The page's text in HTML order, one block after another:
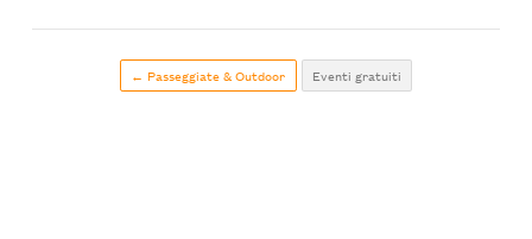
← Passeggiate & Outdoor Eventi gratuiti